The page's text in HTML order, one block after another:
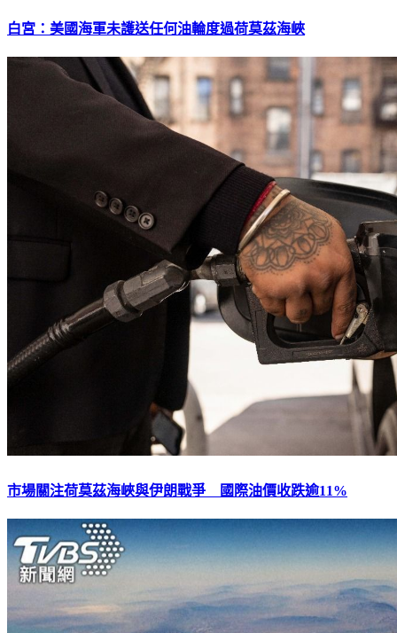
白宮：美國海軍未護送任何油輪度過荷莫茲海峽
市場關注荷莫茲海峽與伊朗戰爭 國際油價收跌逾11%